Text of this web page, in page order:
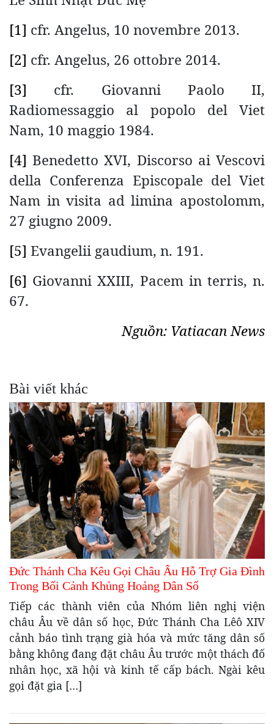
[1] cfr. Angelus, 10 novembre 2013.
[2] cfr. Angelus, 26 ottobre 2014.
[3] cfr. Giovanni Paolo II,
Radiomessaggio al popolo del Viet
Nam, 10 maggio 1984.
[4] Benedetto XVI, Discorso ai Vescovi
della Conferenza Episcopale del Viet
Nam in visita ad limina apostolomm,
27 giugno 2009.
[5] Evangelii gaudium, n. 191.
[6] Giovanni XXIII, Pacem in terris, n.
67.
Nguồn: Vatiacan News
Bài viết khác
Đức Thánh Cha Kêu Gọi Châu Âu Hỗ Trợ Gia Đình
Trong Bối Cảnh Khủng Hoảng Dân Số
Tiếp các thành viên của Nhóm liên nghị viện
châu Âu về dân số học, Đức Thánh Cha Lêô XIV
cảnh báo tình trạng già hóa và mức tăng dân số
bằng không đang đặt châu Âu trước một thách đố
nhân học, xã hội và kinh tế cấp bách. Ngài kêu
gọi đặt gia […]